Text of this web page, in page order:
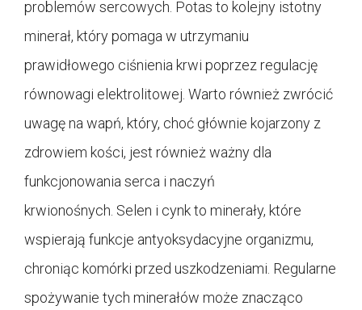
problemów sercowych. Potas to kolejny istotny
minerał, który pomaga w utrzymaniu
prawidłowego ciśnienia krwi poprzez regulację
równowagi elektrolitowej. Warto również zwrócić
uwagę na wapń, który, choć głównie kojarzony z
zdrowiem kości, jest również ważny dla
funkcjonowania serca i naczyń
krwionośnych. Selen i cynk to minerały, które
wspierają funkcje antyoksydacyjne organizmu,
chroniąc komórki przed uszkodzeniami. Regularne
spożywanie tych minerałów może znacząco